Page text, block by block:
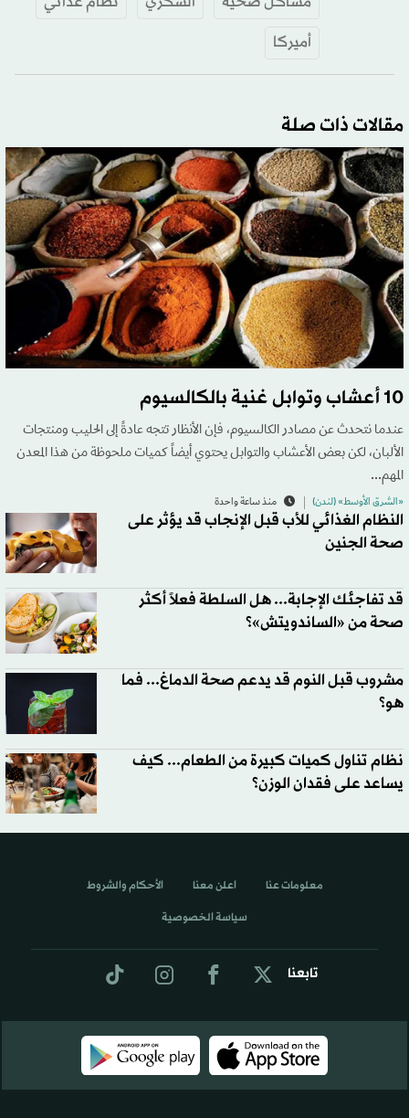
أميركا
مقالات ذات صلة
10 أعشاب وتوابل غنية بالكالسيوم
عندما نتحدث عن مصادر الكالسيوم، فإن الأنظار تتجه عادةً إلى الحليب ومنتجات
الألبان، لكن بعض الأعشاب والتوابل يحتوي أيضاً كميات ملحوظة من هذا المعدن
المهم...
«الشرق الأوسط» (لندن) منذ ساعة واحدة
النظام الغذائي للأب قبل الإنجاب قد يؤثر على
صحة الجنين
قد تفاجئك الإجابة... هل السلطة فعلاً أكثر
صحة من «الساندويتش»؟
مشروب قبل النوم قد يدعم صحة الدماغ... فما
هو؟
نظام تناول كميات كبيرة من الطعام... كيف
يساعد على فقدان الوزن؟
تابعنا
معلومات عنا اعلن معنا الأحكام والشروط
سياسة الخصوصية